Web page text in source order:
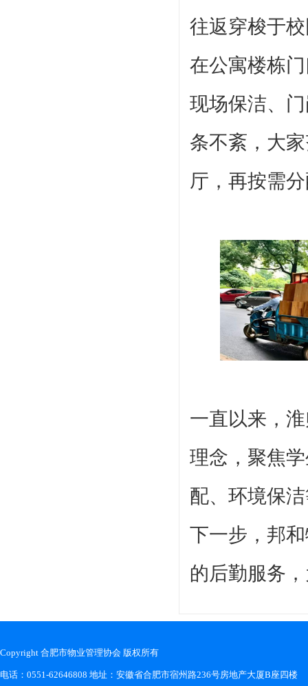
往返穿梭于
在公寓楼栋
现场保洁、
条不紊，大
厅，再按需
一直以来，
理念，聚焦
配、环境保
下一步， 邦
的后勤服务
Copyright 合肥市物业管理协会 版权所有
电话：0551-62646808 地址：安徽省合肥市宿州路236号房地产大厦B座四楼